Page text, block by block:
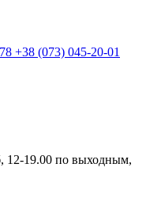
+38 (073) 045-20-01
12-19.00 по выходным,